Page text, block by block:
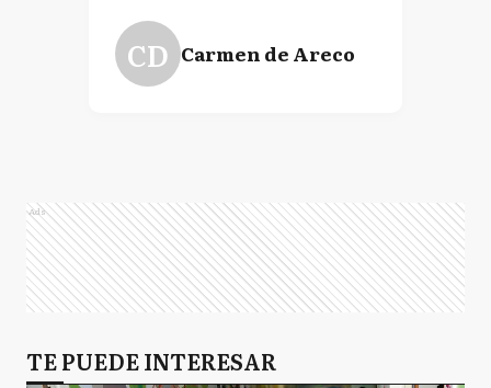
CD Carmen de Areco
Ads
TE PUEDE INTERESAR